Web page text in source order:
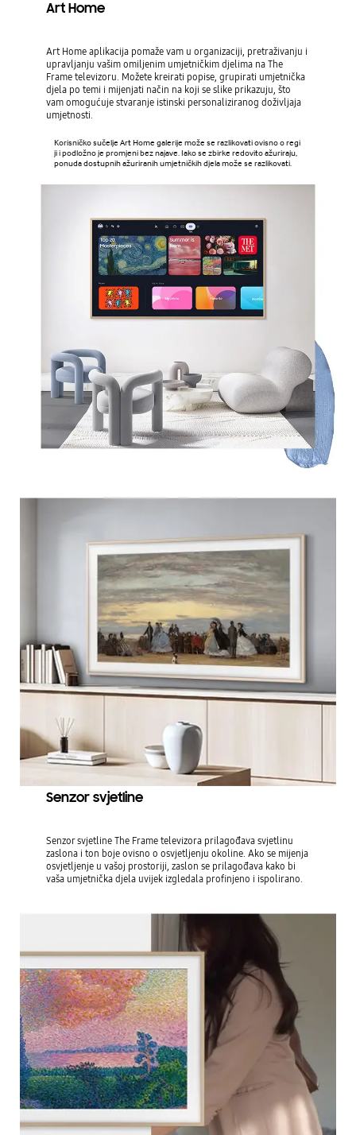
Art Home
Art Home aplikacija pomaže vam u organizaciji, pretraživanju i
upravljanju vašim omiljenim umjetničkim djelima na The
Frame televizoru. Možete kreirati popise, grupirati umjetnička
djela po temi i mijenjati način na koji se slike prikazuju, što
vam omogućuje stvaranje istinski personaliziranog doživljaja
umjetnosti.
Korisničko sučelje Art Home galerije može se razlikovati ovisno o regi
ji i podložno je promjeni bez najave. Iako se zbirke redovito ažuriraju,
ponuda dostupnih ažuriranih umjetničkih djela može se razlikovati.
Senzor svjetline
Senzor svjetline The Frame televizora prilagođava svjetlinu
zaslona i ton boje ovisno o osvjetljenju okoline. Ako se mijenja
osvjetljenje u vašoj prostoriji, zaslon se prilagođava kako bi
vaša umjetnička djela uvijek izgledala profinjeno i ispolirano.